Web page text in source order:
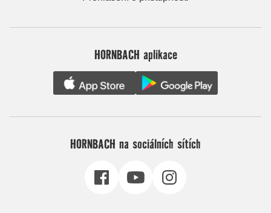
HORNBACH aplikace
HORNBACH na sociálních sítích